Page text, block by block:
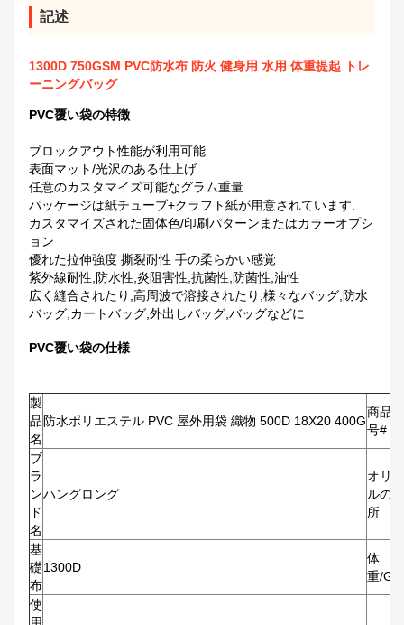
記述
1300D 750GSM PVC防水布 防火 健身用 水用 体重提起 トレ
ーニングバッグ
PVC覆い袋の特徴
ブロックアウト性能が利用可能
表面マット/光沢のある仕上げ
任意のカスタマイズ可能なグラム重量
パッケージは紙チューブ+クラフト紙が用意されています.
カスタマイズされた固体色/印刷パターンまたはカラーオプシ
ョン
優れた拉伸強度 撕裂耐性 手の柔らかい感覚
紫外線耐性,防水性,炎阻害性,抗菌性,防菌性,油性
広く縫合されたり,高周波で溶接されたり,様々なバッグ,防水
バッグ,カートバッグ,外出しバッグ,バッグなどに
PVC覆い袋の仕様
製
品
名
防水ポリエステル PVC 屋外用袋 織物 500D 18X20 400G
商品番
号#
ブ
ラ
ン
ド
名
ハングロング
オリナ
ルの場
所
基
礎
布
1300D
体
重/
使